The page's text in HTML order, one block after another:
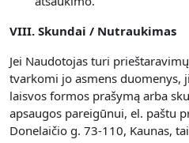
VIII. Skundai / Nutraukimas
Jei Naudotojas turi
tvarkomi jo asmens duomenys,
laisvos formos prašymą arba
apsaugos pareigūnui, el. paštu
Donelaičio g. 73-110, Kaunas,